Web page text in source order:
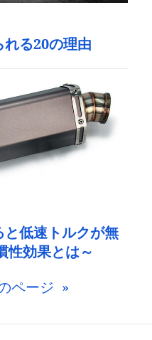
る20の理由
低速トルクが無
性効果とは～
ページ »